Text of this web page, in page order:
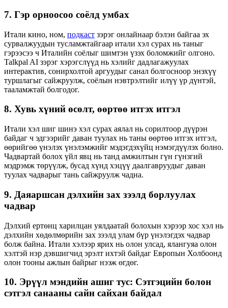
7. Гэр орноосоо соёлд умбах
Итали кино, ном, подкаст зэрэг онлайнаар бэлэн байгаа эх
сурвалжуудын тусламжтайгаар итали хэл сурах нь таныг
гэрээсээ ч Италийн соёлыг шимтэн үзэх боломжийг олгоно.
Talkpal AI зэрэг хэрэгслүүд нь хэлийг дадлагажуулах
интерактив, сонирхолтой аргуудыг санал болгосноор энэхүү
туршлагыг сайжруулж, соёлын нэвтрэлтийг илүү үр дүнтэй,
тааламжтай болгодог.
8. Хувь хүний ​​өсөлт, өөртөө итгэх итгэл
Итали хэл шиг шинэ хэл сурах аялал нь сорилтоор дүүрэн
байдаг ч эдгээрийг даван туулах нь таны өөртөө итгэх итгэл,
өөрийгөө үнэлэх үнэлэмжийг мэдэгдэхүйц нэмэгдүүлэх болно.
Чадвартай болох үйл явц нь танд амжилтын гүн гүнзгий
мэдрэмж төрүүлж, бусад хүнд хэцүү даалгавруудыг даван
туулах чадварыг тань сайжруулж чадна.
9. Даяаршсан дэлхийн зах зээлд борлуулах
чадвар
Дэлхий ертөнц харилцан уялдаатай болохын хэрээр хос хэл нь
дэлхийн хөдөлмөрийн зах зээлд улам бүр үнэлэгдэх чадвар
болж байна. Итали хэлээр ярих нь олон улсад, ялангуяа олон
хэлтэй нэр дэвшигчид эрэлт ихтэй байдаг Европын Холбоонд
олон тооны ажлын байрыг нээж өгдөг.
10. Эрүүл мэндийн ашиг тус: Сэтгэцийн болон
сэтгэл санааны сайн сайхан байдал